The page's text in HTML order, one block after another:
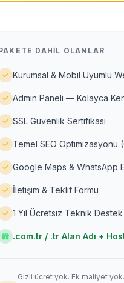
DAHIL OLANLAR
Kurumsal & Mobil Uyumlu
Admin Paneli — Kolayca
SSL Güvenlik Sertifikası
Temel SEO Optimizasyonu
Google Maps & WhatsApp
İletişim & Teklif Formu
1 Yıl Ücretsiz Teknik Destek
.com.tr / .tr Alan Adı +
Gizli ücret yok. Ek maliyet